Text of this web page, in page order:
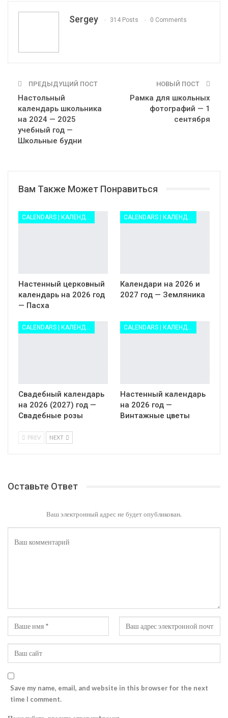
Sergey 314 Posts 0 Comments
ПРЕДЫДУЩИЙ ПОСТ
Настольный
календарь школьника
на 2024 — 2025
учебный год —
Школьные будни
НОВЫЙ ПОСТ
Рамка для школьных
фотографий — 1
сентября
Вам Также Может Понравиться
Настенный церковный
календарь на 2026 год
— Пасха
Календари на 2026 и
2027 год — Земляника
CALENDARS | КАЛЕНДАРИ
Свадебный календарь
на 2026 (2027) год —
Свадебные розы
CALENDARS | КАЛЕНДАРИ
Настенный календарь
на 2026 год —
Винтажные цветы
PREV NEXT
Оставьте Ответ
Ваш электронный адрес не будет опубликован.
Save my name, email, and website in this browser for the next
time I comment.